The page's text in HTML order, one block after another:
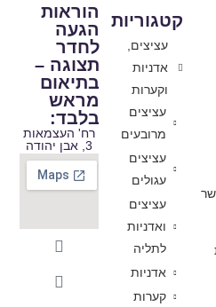
הוראות
הגעה
לחדר
תצוגה –
בתיאום
מראש
בלבד:
רח' העצמאות
3, אבן יהודה
קטגוריות
עציצים,
אדניות
וקערות
עציצים
מרובעים
עציצים
עגולים
עציצים
ואדניות
לתליה
אדניות
קערות